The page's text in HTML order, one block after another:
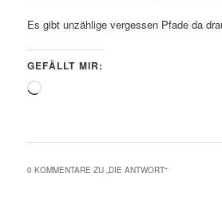
Es gibt unzählige vergessen Pfade da
GEFÄLLT MIR:
Wird
0 KOMMENTARE ZU „ DIE ANTWORT“